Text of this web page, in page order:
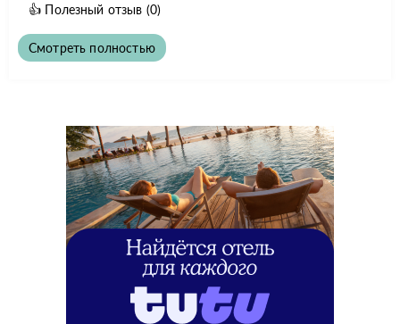
👍 Полезный отзыв (0)
Смотреть полностью